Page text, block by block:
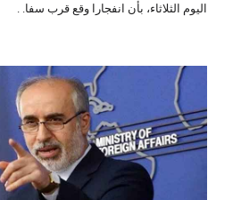
اليوم الثلاثاء، بأن انفجارا وقع قرب سفا. .